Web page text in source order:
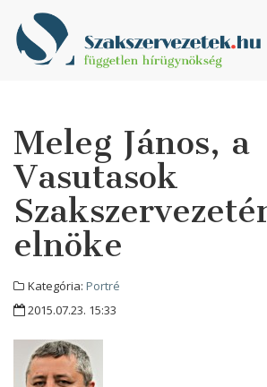
Meleg János, a
Vasutasok
elnöke
Kategória: Portré
2015.07.23. 15:33